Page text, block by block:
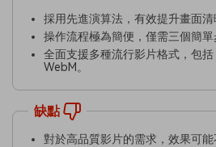
採用先進演算法，有效提升畫面清
操作流程極為簡便，僅需三個簡單
全面支援多種流行影片格式，包括
WebM。
缺點
對於高品質影片的需求，效果可能